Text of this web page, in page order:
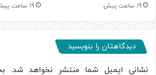
19 ساعت پیش 19 ساعت پیش
دیدگاهتان را بنویسید
نشانی ایمیل شما منتشر نخواهد شد.